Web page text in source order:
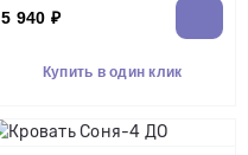
5 940 ₽
Купить в один клик